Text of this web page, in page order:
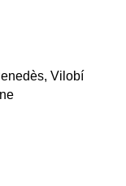
Vilobí